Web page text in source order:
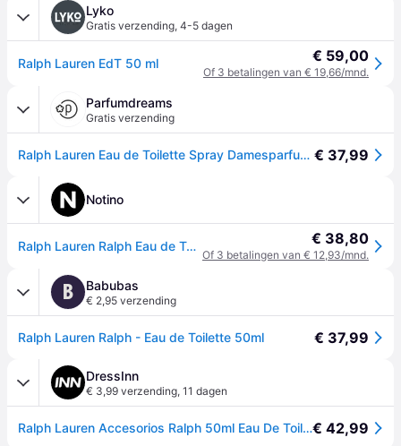
Lyko
Gratis verzending, 4-5 dagen
Ralph Lauren EdT 50 ml € 59,00
Of 3 betalingen van € 19,66/mnd.
Parfumdreams
Gratis verzending
Ralph Lauren Eau de Toilette Spray Damesparfum Dames 50 ml € 37,99
Notino
Ralph Lauren Ralph Eau de Toilette voor Vrouwen 50 ml € 38,80
Of 3 betalingen van € 12,93/mnd.
B Babubas
€ 2,95 verzending
Ralph Lauren Ralph - Eau de Toilette 50ml € 37,99
DressInn
€ 3,99 verzending, 11 dagen
Ralph Lauren Accesorios Ralph 50ml Eau De Toilette Blauw Vrouw€ 42,99